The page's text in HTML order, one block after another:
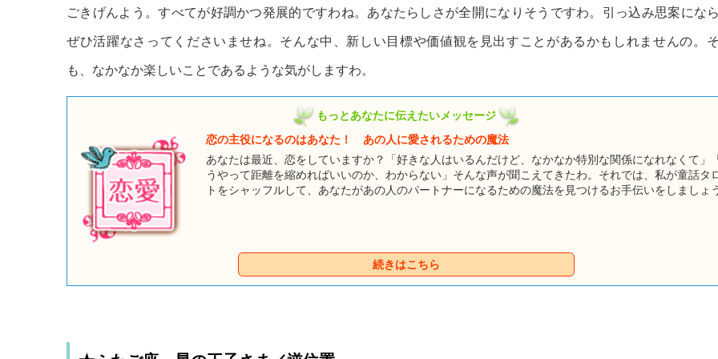
ごきげんよう。すべてが好調かつ発展的ですわね。あなたらしさが全開になりそうですわ。引っ込み思案になら
ぜひ活躍なさってくださいませね。そんな中、新しい目標や価値観を見出すことがあるかもしれませんの。
も、なかなか楽しいことであるような気がしますわ。
もっとあなたに伝えたいメッセージ
恋の主役になるのはあなた！ あの人に愛されるための魔法
あなたは最近、恋をしていますか？「好きな人はいるんだけど、なかなか特別な関係になれなくて」
うやって距離を縮めればいいのか、わからない」そんな声が聞こえてきたわ。それでは、私が童話タ
トをシャッフルして、あなたがあの人のパートナーになるための魔法を見つけるお手伝いをしましょう
続きはこちら